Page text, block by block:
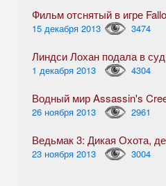
Фильм отснятый в игре
15 декабря 2013 3474
Линдси Лохан подала в
1 декабря 2013 4304
Водный мир Assassin's
26 ноября 2013 2961
23 ноября 2013 3004